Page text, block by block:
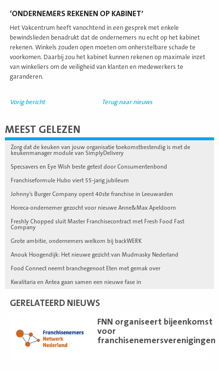
‘ONDERNEMERS REKENEN OP KABINET’
Het Vakcentrum heeft vanochtend in een gesprek met enkele
bewindslieden benadrukt dat de ondernemers nu echt op het kabinet
rekenen. Winkels zouden open moeten om onherstelbare schade te
voorkomen. Daarbij zou het kabinet kunnen rekenen op maximale inzet
van winkeliers om de veiligheid van klanten en medewerkers te
garanderen.
Vorig bericht Terug naar nieuws
MEEST GELEZEN
Zorg dat de keuken van jouw organisatie toekomstbestendig is met de
keukenmanager module van SimplyDelivery
Specsavers en Eye Wish beste getest door Consumentenbond
Franchiseformule Hubo viert 55-jarig jubileum
Johnny’s Burger Company opent 40ste franchise in Leeuwarden
Horeca-ondernemer gezocht voor nieuwe Anne&Max Apeldoorn
Freshly Chopped sluit Master Franchisecontract met Fresh Food Fast
Company
Grote ambitie, ondernemers welkom bij backWERK
Anouk Hoogendijk: Het nieuwe gezicht van Mudmasky Nederland
Food Connect neemt branchegenoot Eten met gemak over
Kwalitaria en Antea gaan samen een nieuwe fase in
GERELATEERD NIEUWS
FNN organiseert bijeenkomst
voor
franchisenemersverenigingen
meer